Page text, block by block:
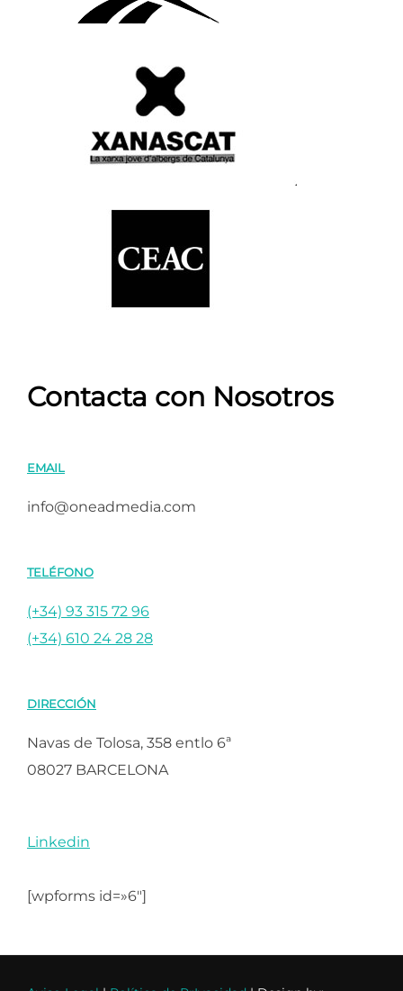
Contacta con Nosotros
EMAIL
info@oneadmedia.com
TELÉFONO
(+34) 93 315 72 96
(+34) 610 24 28 28
DIRECCIÓN
Navas de Tolosa, 358 entlo 6ª
08027 BARCELONA
Linkedin
[wpforms id=»6″]